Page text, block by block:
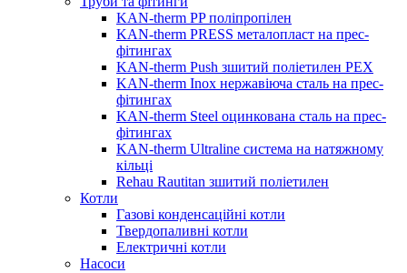
KAN-therm PP поліпропілен
KAN-therm PRESS металопласт на прес-
фітингах
KAN-therm Push зшитий поліетилен PEX
KAN-therm Inox нержавіюча сталь на прес-
фітингах
KAN-therm Steel оцинкована сталь на прес-
фітингах
KAN-therm Ultraline система на натяжному
кільці
Rehau Rautitan зшитий поліетилен
Котли
Газові конденсаційні котли
Твердопаливні котли
Електричні котли
Насоси